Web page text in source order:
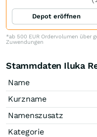
Depot eröffnen
*ab 500 EUR Ordervolumen über
Zuwendungen
Stammdaten Iluka
Name
Kurzname
Namenszusatz
Kategorie